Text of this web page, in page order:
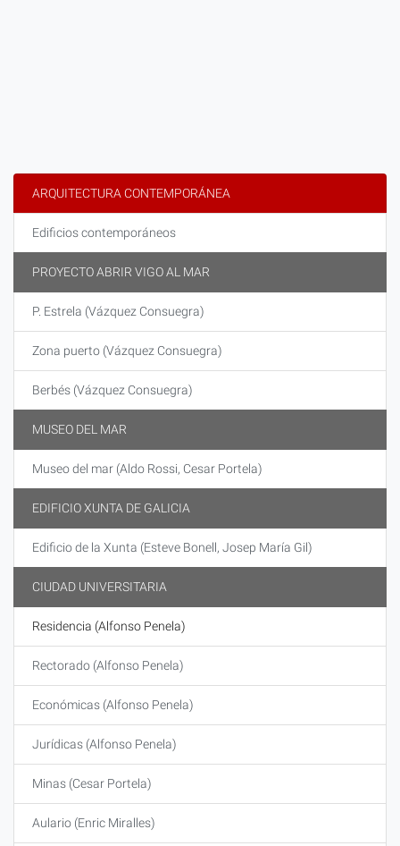
ARQUITECTURA CONTEMPORÁNEA
Edificios contemporáneos
PROYECTO ABRIR VIGO AL MAR
P. Estrela (Vázquez Consuegra)
Zona puerto (Vázquez Consuegra)
Berbés (Vázquez Consuegra)
MUSEO DEL MAR
Museo del mar (Aldo Rossi, Cesar Portela)
EDIFICIO XUNTA DE GALICIA
Edificio de la Xunta (Esteve Bonell, Josep María Gil)
CIUDAD UNIVERSITARIA
Residencia (Alfonso Penela)
Rectorado (Alfonso Penela)
Económicas (Alfonso Penela)
Jurídicas (Alfonso Penela)
Minas (Cesar Portela)
Aulario (Enric Miralles)